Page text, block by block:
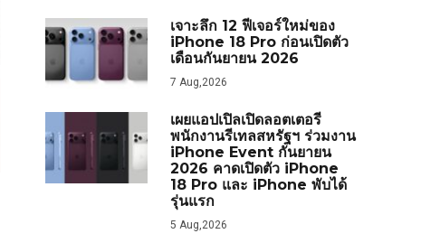
เจาะลึก 12 ฟีเจอร์ใหม่ของ
iPhone 18 Pro ก่อนเปิดตัว
เดือนกันยายน 2026
7 Aug,2026
เผยแอปเปิลเปิดลอตเตอรี
พนักงานรีเทลสหรัฐฯ ร่วมงาน
iPhone Event กันยายน
2026 คาดเปิดตัว iPhone
18 Pro และ iPhone พับได้
รุ่นแรก
5 Aug,2026